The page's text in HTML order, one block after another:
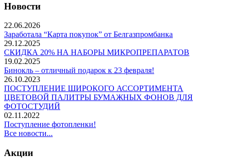
Новости
22.06.2026
Заработала “Карта покупок” от Белгазпромбанка
29.12.2025
СКИДКА 20% НА НАБОРЫ МИКРОПРЕПАРАТОВ
19.02.2025
Бинокль – отличный подарок к 23 февраля!
26.10.2023
ПОСТУПЛЕНИЕ ШИРОКОГО АССОРТИМЕНТА
ЦВЕТОВОЙ ПАЛИТРЫ БУМАЖНЫХ ФОНОВ ДЛЯ
ФОТОСТУДИЙ
02.11.2022
Поступление фотопленки!
Все новости...
Акции